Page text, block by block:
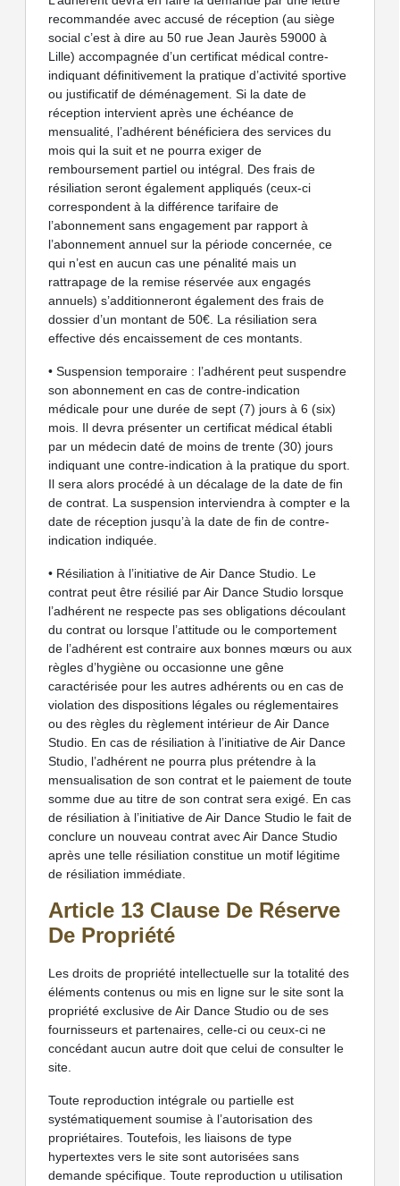
recommandée avec accusé de réception (au siège
social c’est à dire au 50 rue Jean Jaurès 59000 à
Lille) accompagnée d’un certificat médical contre-
indiquant définitivement la pratique d’activité sportive
ou justificatif de déménagement. Si la date de
réception intervient après une échéance de
mensualité, l’adhérent bénéficiera des services du
mois qui la suit et ne pourra exiger de
remboursement partiel ou intégral. Des frais de
résiliation seront également appliqués (ceux-ci
correspondent à la différence tarifaire de
l’abonnement sans engagement par rapport à
l’abonnement annuel sur la période concernée, ce
qui n’est en aucun cas une pénalité mais un
rattrapage de la remise réservée aux engagés
annuels) s’additionneront également des frais de
dossier d’un montant de 50€. La résiliation sera
effective dés encaissement de ces montants.
• Suspension temporaire : l’adhérent peut suspendre
son abonnement en cas de contre-indication
médicale pour une durée de sept (7) jours à 6 (six)
mois. Il devra présenter un certificat médical établi
par un médecin daté de moins de trente (30) jours
indiquant une contre-indication à la pratique du sport.
Il sera alors procédé à un décalage de la date de fin
de contrat. La suspension interviendra à compter e la
date de réception jusqu’à la date de fin de contre-
indication indiquée.
• Résiliation à l’initiative de Air Dance Studio. Le
contrat peut être résilié par Air Dance Studio lorsque
l’adhérent ne respecte pas ses obligations découlant
du contrat ou lorsque l’attitude ou le comportement
de l’adhérent est contraire aux bonnes mœurs ou aux
règles d’hygiène ou occasionne une gêne
caractérisée pour les autres adhérents ou en cas de
violation des dispositions légales ou réglementaires
ou des règles du règlement intérieur de Air Dance
Studio. En cas de résiliation à l’initiative de Air Dance
Studio, l’adhérent ne pourra plus prétendre à la
mensualisation de son contrat et le paiement de toute
somme due au titre de son contrat sera exigé. En cas
de résiliation à l’initiative de Air Dance Studio le fait de
conclure un nouveau contrat avec Air Dance Studio
après une telle résiliation constitue un motif légitime
de résiliation immédiate.
Article 13 Clause De Réserve
De Propriété
Les droits de propriété intellectuelle sur la totalité des
éléments contenus ou mis en ligne sur le site sont la
propriété exclusive de Air Dance Studio ou de ses
fournisseurs et partenaires, celle-ci ou ceux-ci ne
concédant aucun autre doit que celui de consulter le
site.
Toute reproduction intégrale ou partielle est
systématiquement soumise à l’autorisation des
propriétaires. Toutefois, les liaisons de type
hypertextes vers le site sont autorisées sans
demande spécifique. Toute reproduction u utilisation